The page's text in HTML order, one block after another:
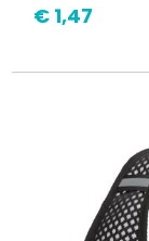
€ 1,47